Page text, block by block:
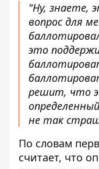
"Ну, знаете,
вопрос для
это
решит, что
не так
По словам
считает, что